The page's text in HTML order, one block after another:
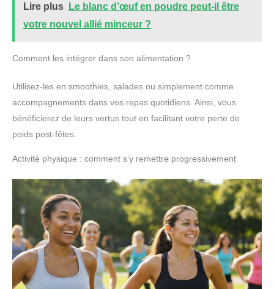
Lire plus
Le blanc d’œuf en poudre peut-il être
votre nouvel allié minceur ?
Comment les intégrer dans son alimentation ?
Utilisez-les en smoothies, salades ou simplement comme
accompagnements dans vos repas quotidiens. Ainsi, vous
bénéficierez de leurs vertus tout en facilitant votre perte de
poids post-fêtes.
Activité physique : comment s’y remettre progressivement